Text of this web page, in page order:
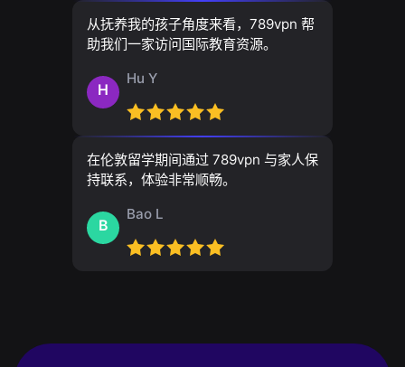
从抚养我的孩子角度来看，789vpn 帮
助我们一家访问国际教育资源。
H
Hu Y
在伦敦留学期间通过 789vpn 与家人保
持联系，体验非常顺畅。
B
Bao L